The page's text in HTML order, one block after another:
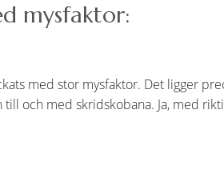
mysfaktor:
med stor mysfaktor. Det ligger
och med skridskobana. Ja, med